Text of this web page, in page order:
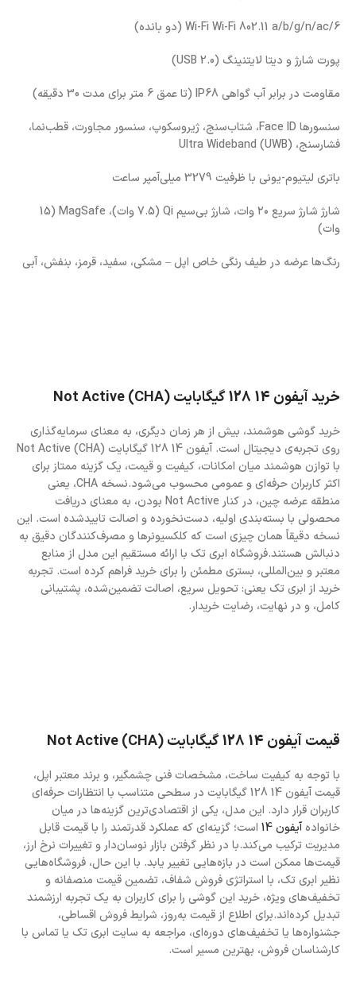
Wi-Fi Wi-Fi 802.11 a/b/g/n/ac/6 (دو بانده)
پورت شارژ و دیتا لایتنینگ (USB 2.0)
مقاومت در برابر آب گواهی IP68 (تا عمق 6 متر برای مدت 30 دقیقه)
سنسورها Face ID، شتاب‌سنج، ژیروسکوپ، سنسور مجاورت، قطب‌نما،
فشارسنج، Ultra Wideband (UWB)
باتری لیتیوم-یونی با ظرفیت 3279 میلی‌آمپر ساعت
شارژ شارژ سریع ۲۰ وات، شارژ بی‌سیم Qi (7.5 وات)، MagSafe (15
وات)
رنگ‌ها عرضه در طیف رنگی خاص اپل – مشکی، سفید، قرمز، بنفش، آبی
خرید آیفون 14 128 گیگابایت (CHA) Not Active
خرید گوشی هوشمند، بیش از هر زمان دیگری، به معنای سرمایه‌گذاری
روی تجربه‌ی دیجیتال است. آیفون 14 128 گیگابایت (CHA) Not Active
با توازن هوشمند میان امکانات، کیفیت و قیمت، یک گزینه ممتاز برای
اکثر کاربران حرفه‌ای و عمومی محسوب می‌شود.نسخه CHA، یعنی
منطقه عرضه چین، در کنار Not Active بودن، به معنای دریافت
محصولی با بسته‌بندی اولیه، دست‌نخورده و اصالت تاییدشده است. این
نسخه دقیقاً همان چیزی است که کلکسیونرها و مصرف‌کنندگان دقیق به
دنبالش هستند.فروشگاه ابری تک با ارائه مستقیم این مدل از منابع
معتبر و بین‌المللی، بستری مطمئن را برای خرید فراهم کرده است. تجربه
خرید از ابری تک یعنی: تحویل سریع، اصالت تضمین‌شده، پشتیبانی
کامل، و در نهایت، رضایت خریدار.
قیمت آیفون 14 128 گیگابایت (CHA) Not Active
با توجه به کیفیت ساخت، مشخصات فنی چشمگیر، و برند معتبر اپل،
قیمت آیفون 14 128 گیگابایت در سطحی متناسب با انتظارات حرفه‌ای
کاربران قرار دارد. این مدل، یکی از اقتصادی‌ترین گزینه‌ها در میان
خانوادهآیفون 14
است؛ گزینه‌ای که عملکرد قدرتمند را با قیمت قابل
مدیریت ترکیب می‌کند.با در نظر گرفتن بازار نوسان‌دار و تغییرات نرخ ارز،
قیمت‌ها ممکن است در بازه‌هایی تغییر یابد. با این حال، فروشگاه‌هایی
نظیر ابری تک، با استراتژی فروش شفاف، تضمین قیمت منصفانه و
تخفیف‌های ویژه، خرید این گوشی را برای کاربران به یک تجربه ارزشمند
تبدیل کرده‌اند.برای اطلاع از قیمت به‌روز، شرایط فروش اقساطی،
جشنواره‌ها یا تخفیف‌های دوره‌ای، مراجعه به سایت ابری تک یا تماس با
کارشناسان فروش، بهترین مسیر است.